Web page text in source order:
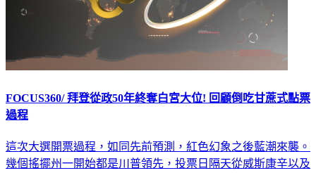
FOCUS360/ 拜登從政50年終奪白宮大位! 回顧倒吃甘蔗式點票
過程
這次大選開票過程，如同先前預測，紅色幻象之後藍潮來襲。
幾個搖擺州一開始都是川普領先，投票日隔天從威斯康辛以及